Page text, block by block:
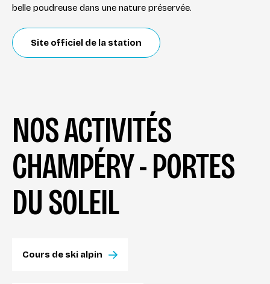
belle poudreuse dans une nature préservée.
Site officiel de la station
NOS ACTIVITÉS
CHAMPÉRY - PORTES
DU SOLEIL
Cours de ski alpin